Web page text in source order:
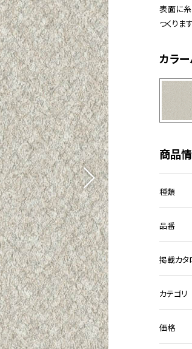
表面に糸
つくります
カラ
商品
種類
品番
掲載カタ
カテゴリ
価格